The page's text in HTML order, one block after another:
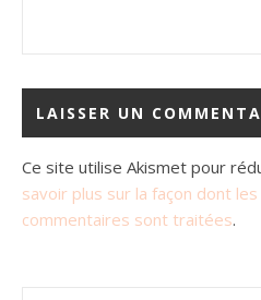
Ce site utilise Akismet pour
savoir plus sur la façon dont
commentaires sont traitées.